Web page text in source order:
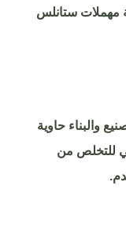
مهملات ستانلس
والبناء حاوية
اليومي للتخلص من